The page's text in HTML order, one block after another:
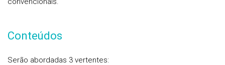
Conteúdos
Serão abordadas 3 vertentes: